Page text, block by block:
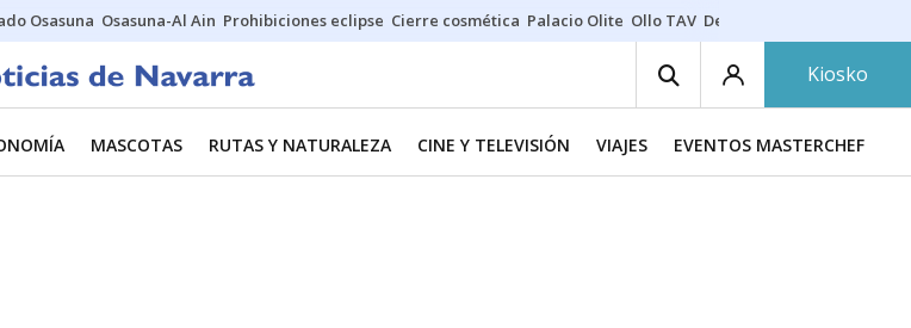
Osasuna Osasuna-Al Ain Prohibiciones eclipse Cierre cosmética Palacio Olite Ollo TAV Derrama vecinos
Kiosko
MASCOTAS RUTAS Y NATURALEZA CINE Y TELEVISIÓN VIAJES EVENTOS MASTERCHEF